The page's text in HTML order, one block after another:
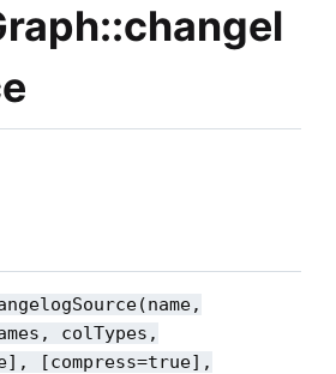
colTypes,
[compress=true],